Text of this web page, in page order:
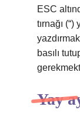
ESC
tırnağı
basılı
Yay